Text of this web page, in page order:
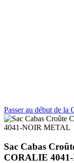
Passer au début de la
Sac Cabas
CORALIE